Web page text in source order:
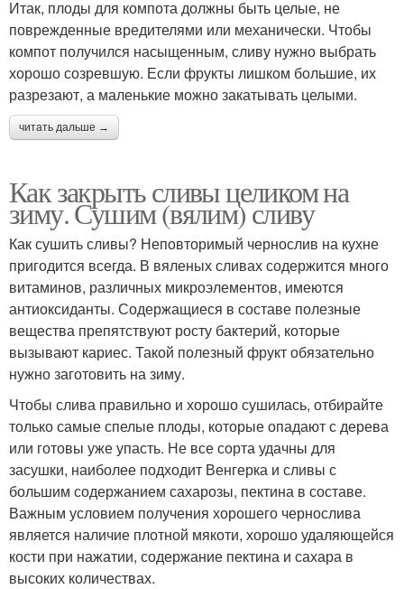
Итак, плоды для компота должны быть целые, не
поврежденные вредителями или механически. Чтобы
компот получился насыщенным, сливу нужно выбрать
хорошо созревшую. Если фрукты лишком большие, их
разрезают, а маленькие можно закатывать целыми.
читать дальше →
Как закрыть сливы целиком на
зиму. Сушим (вялим) сливу
Как сушить сливы? Неповторимый чернослив на кухне
пригодится всегда. В вяленых сливах содержится много
витаминов, различных микроэлементов, имеются
антиоксиданты. Содержащиеся в составе полезные
вещества препятствуют росту бактерий, которые
вызывают кариес. Такой полезный фрукт обязательно
нужно заготовить на зиму.
Чтобы слива правильно и хорошо сушилась, отбирайте
только самые спелые плоды, которые опадают с дерева
или готовы уже упасть. Не все сорта удачны для
засушки, наиболее подходит Венгерка и сливы с
большим содержанием сахарозы, пектина в составе.
Важным условием получения хорошего чернослива
является наличие плотной мякоти, хорошо удаляющейся
кости при нажатии, содержание пектина и сахара в
высоких количествах.